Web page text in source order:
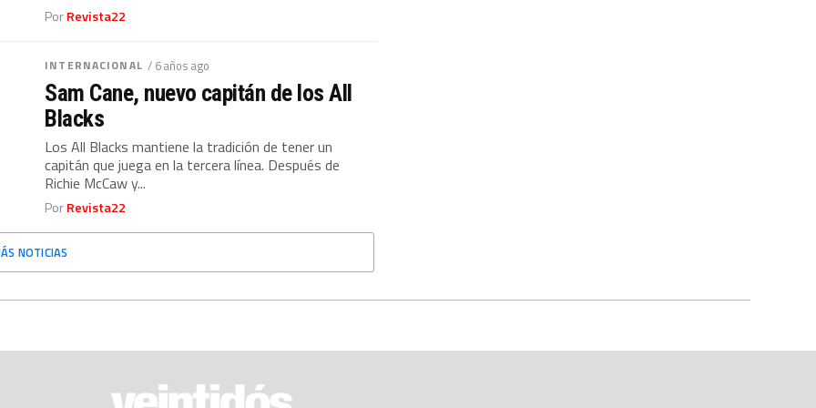
PorRevista22
INTERNACIONAL / 6 años ago
Sam Cane, nuevo capitán de los All
Blacks
Los All Blacks mantiene la tradición de tener un
capitán que juega en la tercera línea. Después de
Richie McCaw y...
PorRevista22
NOTICIAS